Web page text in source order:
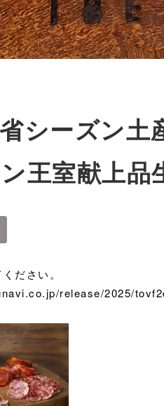
省シーズン
王室献上品
ださい。
release/2025/